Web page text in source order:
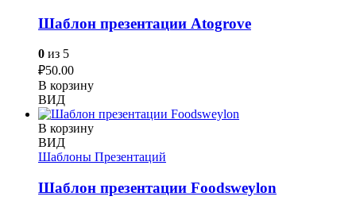
Шаблон презентации Atogrove
0 из 5
₽50.00
В корзину
ВИД
В корзину
ВИД
Шаблоны Презентаций
Шаблон презентации Foodsweylon